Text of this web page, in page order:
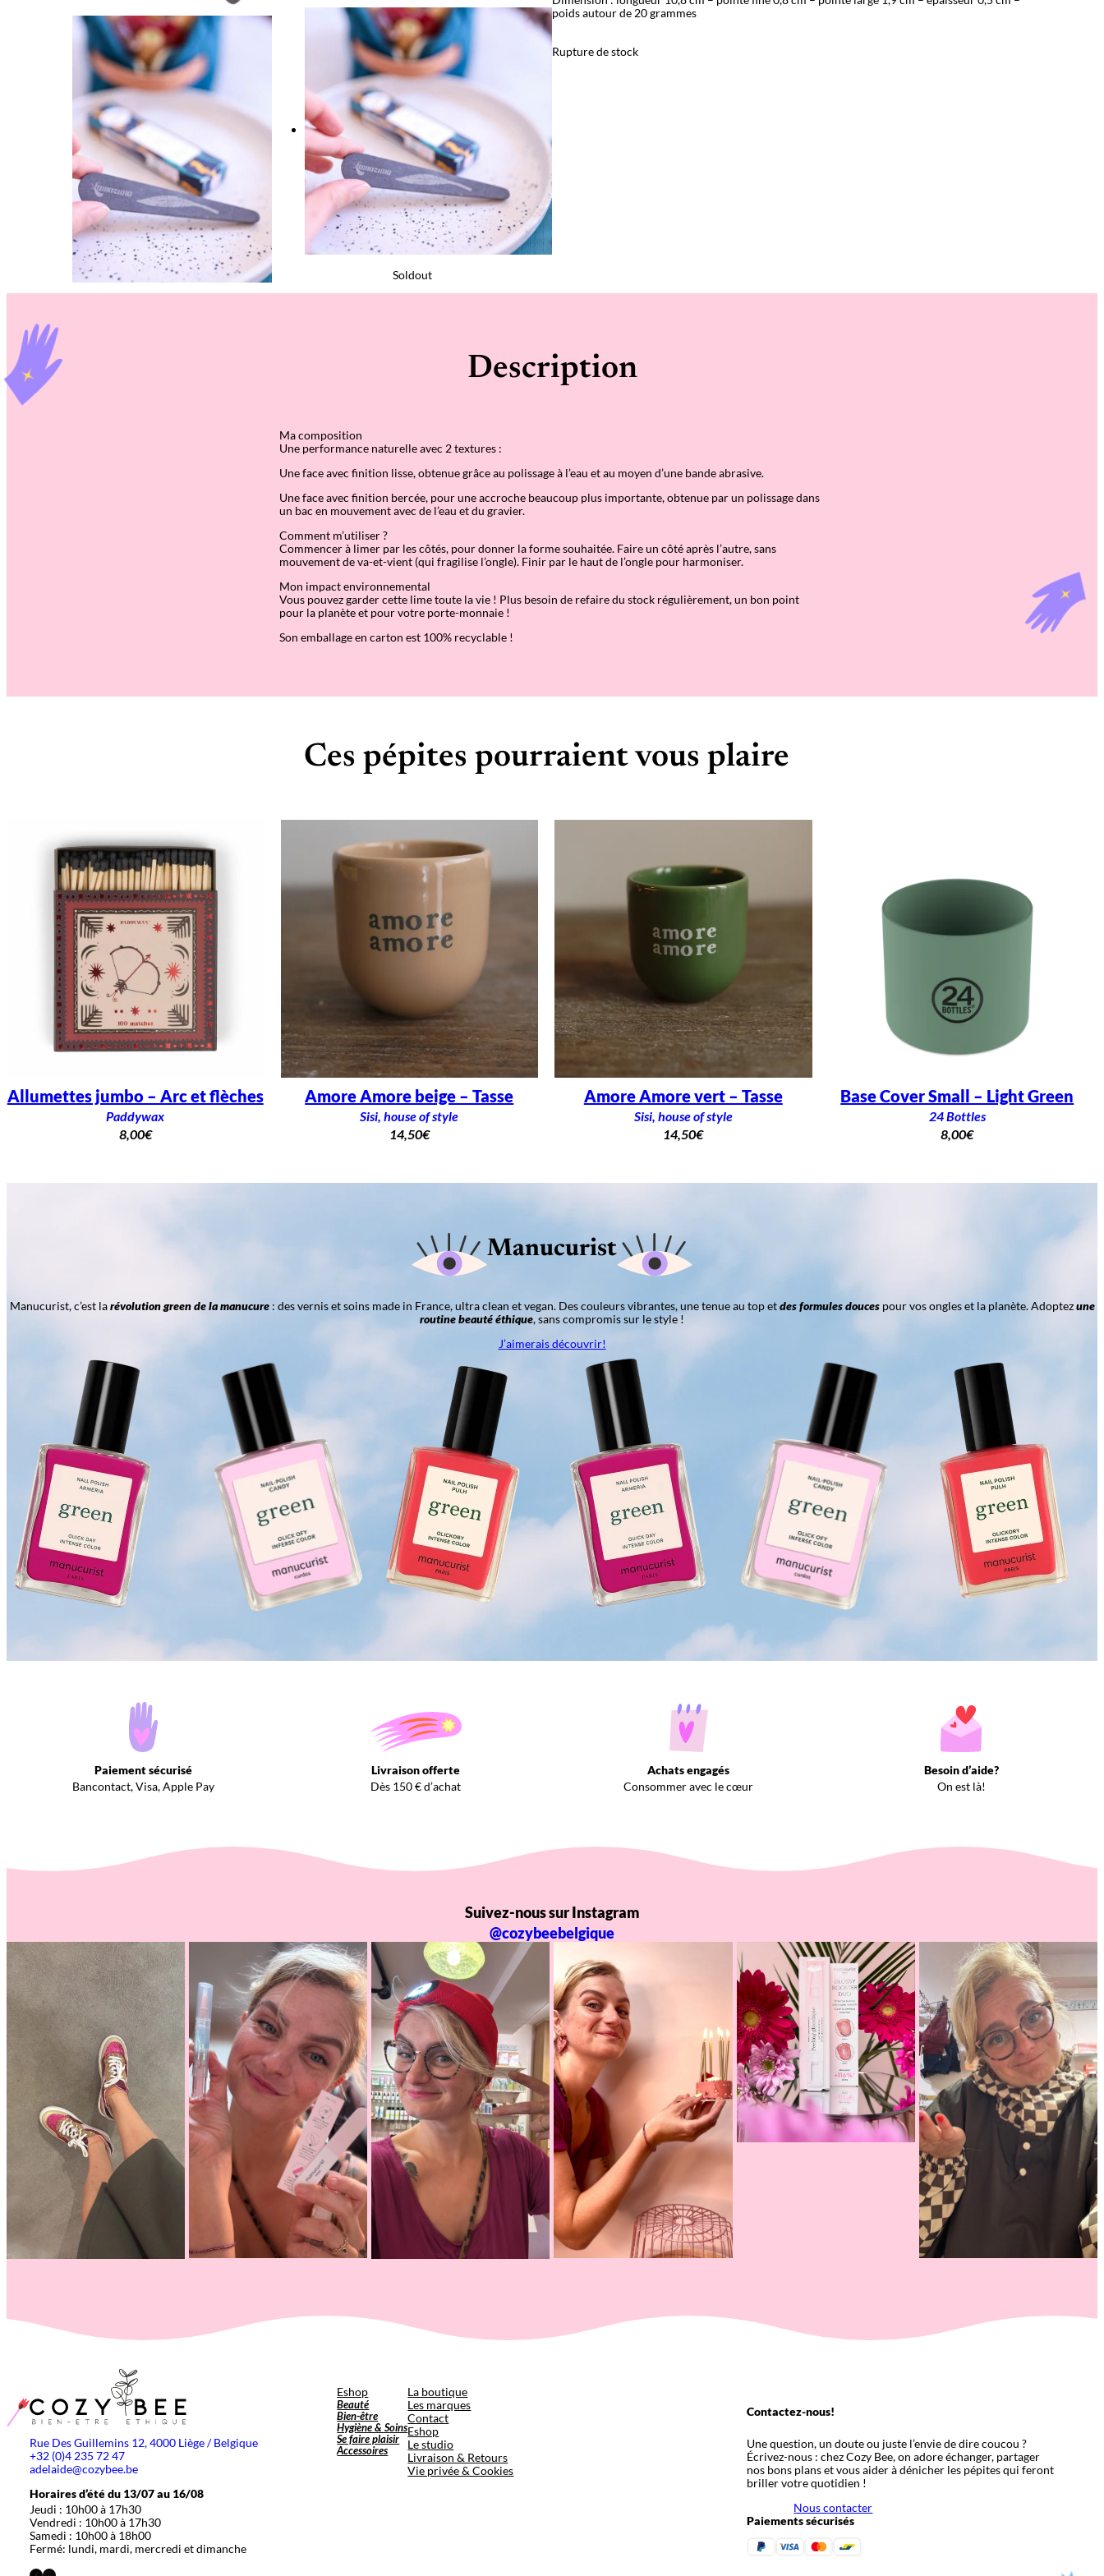
Soldout
poids autour de 20 grammes
Rupture de stock
Description
Ma composition
Une performance naturelle avec 2 textures :
Une face avec finition lisse, obtenue grâce au polissage à l’eau et au moyen d’une bande abrasive.
Une face avec finition bercée, pour une accroche beaucoup plus importante, obtenue par un polissage dans
un bac en mouvement avec de l’eau et du gravier.
Comment m’utiliser ?
Commencer à limer par les côtés, pour donner la forme souhaitée. Faire un côté après l’autre, sans
mouvement de va-et-vient (qui fragilise l’ongle). Finir par le haut de l’ongle pour harmoniser.
Mon impact environnemental
Vous pouvez garder cette lime toute la vie ! Plus besoin de refaire du stock régulièrement, un bon point
pour la planète et pour votre porte-monnaie !
Son emballage en carton est 100% recyclable !
Ces pépites pourraient vous plaire
Allumettes jumbo – Arc et flèches
Paddywax
8,00€
Amore Amore beige – Tasse
Sisi, house of style
14,50€
Amore Amore vert – Tasse
Sisi, house of style
14,50€
Base Cover Small – Light Green
24 Bottles
8,00€
Manucurist
Manucurist, c’est larévolution green de la manucure: des vernis et soins made in France, ultra clean et vegan. Des couleurs vibrantes, une tenue au top etdes formules doucespour vos ongles et la planète. Adoptezune
routine beauté éthique, sans compromis sur le style !
J’aimerais découvrir!
Paiement sécurisé
Bancontact, Visa, Apple Pay
Livraison offerte
Dès 150 € d’achat
Achats engagés
Consommer avec le cœur
Besoin d’aide?
On est là!
Suivez-nous sur Instagram
@cozybeebelgique
Rue Des Guillemins 12, 4000 Liège / Belgique
+32 (0)4 235 72 47
adelaide@cozybee.be
Horaires d’été du 13/07 au 16/08
Jeudi : 10h00 à 17h30
Vendredi : 10h00 à 17h30
Samedi : 10h00 à 18h00
Fermé: lundi, mardi, mercredi et dimanche
Eshop
Beauté
Bien-être
Hygiène & Soins
Se faire plaisir
Accessoires
La boutique
Les marques
Contact
Eshop
Le studio
Livraison & Retours
Vie privée & Cookies
Contactez-nous!
Une question, un doute ou juste l’envie de dire coucou ?
Écrivez-nous : chez Cozy Bee, on adore échanger, partager
nos bons plans et vous aider à dénicher les pépites qui feront
briller votre quotidien !
Nous contacter
Paiements sécurisés